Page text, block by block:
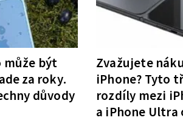
může být
za roky.
důvody
Zvažujete
iPhone? Tyto
rozdíly mezi
a iPhone Ultra